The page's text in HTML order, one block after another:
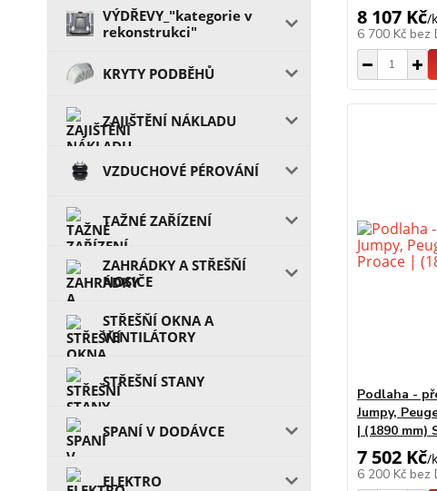
VÝDŘEVY_"kategorie v
rekonstrukci"
KRYTY PODBĚHŮ
ZAJIŠTĚNÍ NÁKLADU
VZDUCHOVÉ PÉROVÁNÍ
TAŽNÉ ZAŘÍZENÍ
ZAHRÁDKY A STŘEŠŇÍ
NOSIČE
STŘEŠŇÍ OKNA A
VENTILÁTORY
STŘEŠNÍ STANY
SPANÍ V DODÁVCE
ELEKTRO
8 107 Kč/
6 700 Kč bez
Podlaha -
Jumpy,
| (1890 mm)
7 502 Kč/
6 200 Kč bez